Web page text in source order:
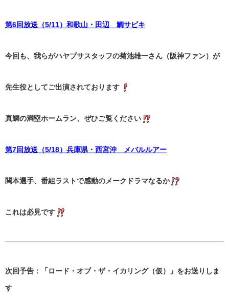
第6回放送（5/11）和歌山・田辺 鯛サビキ
今回も、我らがハヤブサスタッフの菊池雄一さん（阪神ファン）が
先生役としてご出演されております
真鯛の満塁ホームラン、ぜひご覧ください
第7回放送（5/18）兵庫県・西宮沖 メバルルアー
関本選手、番組ラストで感動のメークドラマなるか
これは必見です
次回予告：「ロード・オブ・ザ・イカリング（仮）」をお送りしま
す